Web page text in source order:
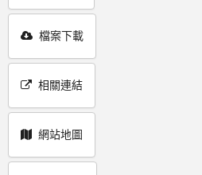
檔案下載
相關連結
網站地圖